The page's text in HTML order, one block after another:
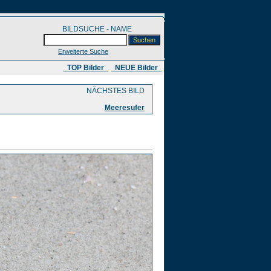
BILDSUCHE - NAME
Erweiterte Suche
​ TOP Bilder NEUE Bilder
NÄCHSTES BILD
Meeresufer